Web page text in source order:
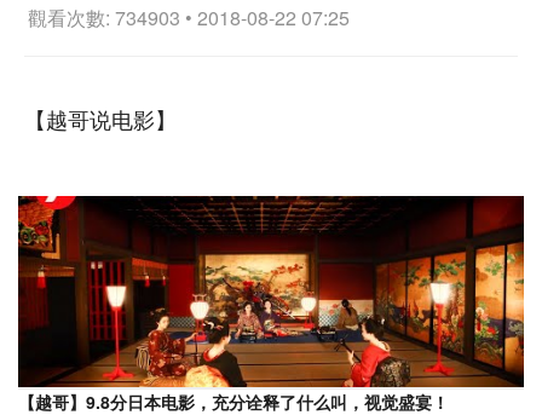
觀看次數: 734903 • 2018-08-22 07:25
【越哥说电影】
【越哥】9.8分日本电影，充分诠释了什么叫，视觉盛宴！